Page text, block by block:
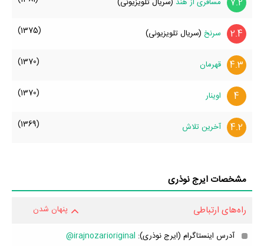
2.4 سرنخ (سریال تلویزیونی) (1375)
4.3 قهرمان (1370)
4 اوینار (1370)
4.2 آخرین تلاش (1369)
مشخصات ایرج نوذری
راه‌های ارتباطی پنهان شدن
آدرس اینستاگرام (ایرج نوذری): irajnozarioriginal@